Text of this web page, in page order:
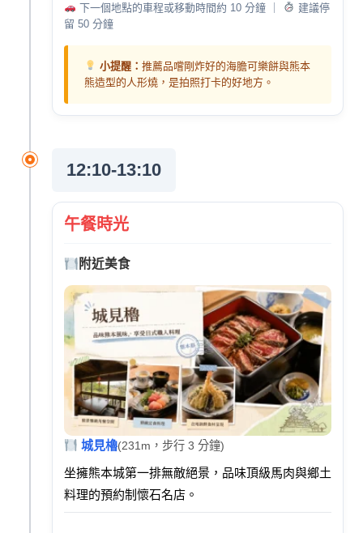
下一個地點的車程或移動時間約 10 分鐘 ｜
建議停
留 50 分鐘
小提醒： 推薦品嚐剛炸好的海膽可樂餅與熊本
熊造型的人形燒，是拍照打卡的好地方。
12:10-13:10
午餐時光
附近美食
城見櫓(231m，步行 3 分鐘)
坐擁熊本城第一排無敵絕景，品味頂級馬肉與鄉土
料理的預約制懷石名店。